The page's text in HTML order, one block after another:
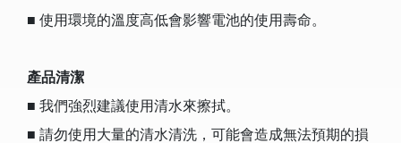
■ 使用環境的溫度高低會影響電池的使用壽命。
產品清潔
■ 我們強烈建議使用清水來擦拭。
■ 請勿使用大量的清水清洗，可能會造成無法預期的損